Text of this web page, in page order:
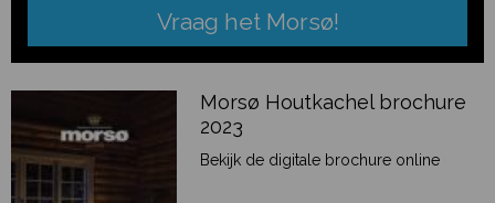
Vraag het Morsø!
Morsø Houtkachel brochure
2023
Bekijk de digitale brochure online